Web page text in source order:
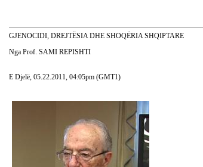
GJENOCIDI, DREJTËSIA DHE SHOQËRIA SHQIPTARE
Nga Prof. SAMI REPISHTI
E Djelë, 05.22.2011, 04:05pm (GMT1)